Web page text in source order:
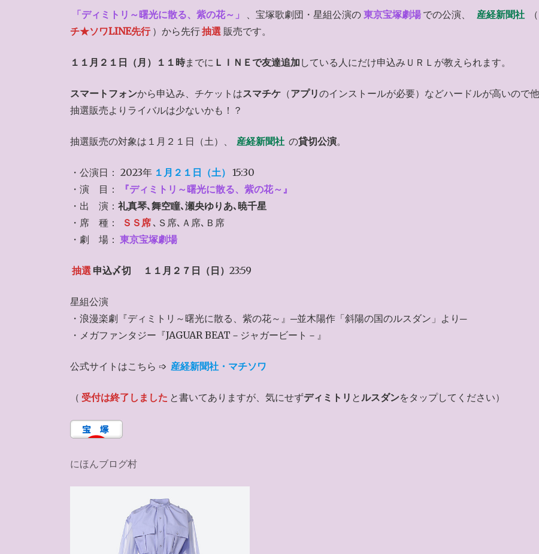
「ディミトリ～曙光に散る、紫の花～」 、宝塚歌劇団・星組公演の 東京宝塚劇場 での公演、 産経新聞社 （
チ★ソワLINE先行 ）から先行抽選 販売です。
１１月２１日（月）１１時までに ＬＩＮＥで友達追加 している人にだけ申込みＵＲＬが教えられます。
スマートフォンから申込み、チケットはスマチケ （アプリのインストールが必要）などハードルが高いので
抽選販売よりライバルは少ないかも！？
抽選販売の対象は１月２１日（土）、 産経新聞社 の貸切公演。
・公演日： 2023年 １月２１日（土）
15:30
・演 目：
『ディミトリ～曙光に散る、紫の花～』
・出 演： 礼真琴､舞空瞳､瀬央ゆりあ､暁千星
・席 種：
ＳＳ席 ､Ｓ席､Ａ席､Ｂ席
・劇 場： 東京宝塚劇場
抽選 申込〆切 １１月２７日（日）23:59
星組公演
・浪漫楽劇『ディミトリ～曙光に散る、紫の花～』─並木陽作「斜陽の国のルスダン」より─
・メガファンタジー『JAGUAR BEAT－ジャガービート－』
公式サイトはこちら ➩ 産経新聞社・マチソワ
（ 受付は終了しました と書いてありますが、気にせずディミトリ とルスダンをタップしてください）
にほんブログ村